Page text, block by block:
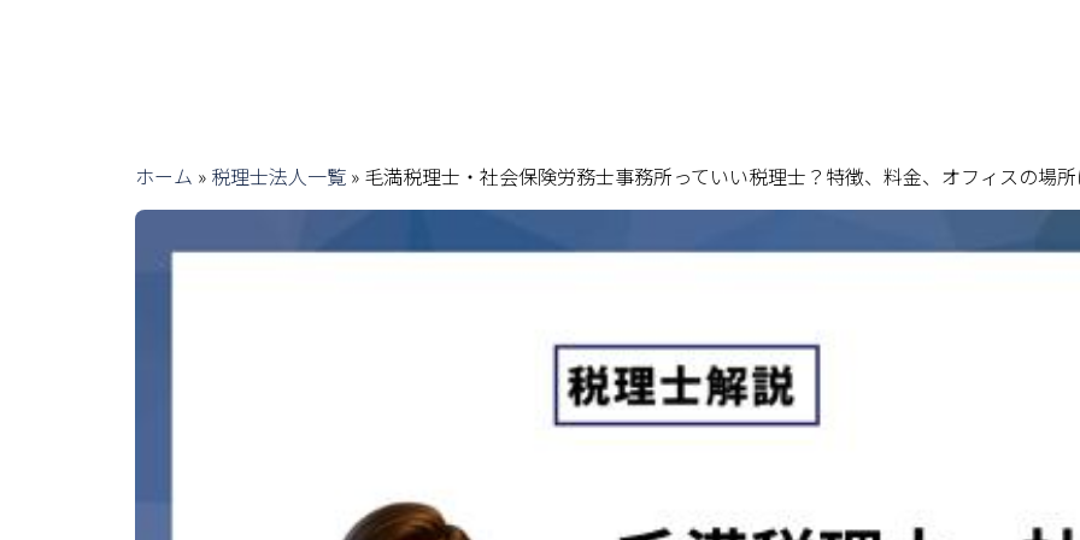
ホーム » 税理士法人一覧 » 毛満税理士・社会保険労務士事務所っていい税理士？特徴、料金、オフィスの場